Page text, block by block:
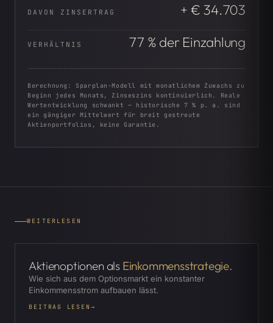
DAVON ZINSERTRAG + € 34.703
VERHÄLTNIS 77 % der Einzahlung
Berechnung: Sparplan-Modell mit monatlichem Zuwachs zu
Beginn jedes Monats, Zinseszins kontinuierlich. Reale
Wertentwicklung schwankt — historische 7 % p. a. sind
ein gängiger Mittelwert für breit gestreute
Aktienportfolios, keine Garantie.
WEITERLESEN
Aktienoptionen als Einkommensstrategie.
Wie sich aus dem Optionsmarkt ein konstanter
Einkommensstrom aufbauen lässt.
BEITRAG LESEN →